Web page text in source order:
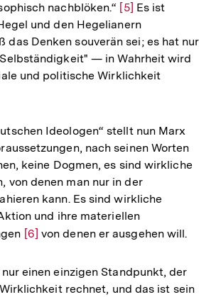
nachblöken.“ Zur
Auflösung
der
Fußnote
[5] Es ist
und den Hegelianern
das Denken souverän sei; es hat nur
— in Wahrheit wird
und politische Wirklichkeit
Ideologen“ stellt nun Marx
nach seinen Worten
keine Dogmen, es sind wirkliche
von denen man nur in der
kann. Es sind wirkliche
und ihre materiellen
Zur
der
Fußnote
[6] von denen er ausgehen will.
einen einzigen Standpunkt, der
rechnet, und das ist sein